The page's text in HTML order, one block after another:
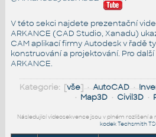
V této sekci najdete prezentační
ARKANCE (CAD Studio, Xanadu)
CAM aplikací firmy Autodesk v řadě
konstruování a projektování. Pro
ARKANCE.
Kategorie: [vše] •AutoCAD•
• Map3D• Civil3D•
Následující videosekvence jsou v plném rozlišení
kodek Techsmith